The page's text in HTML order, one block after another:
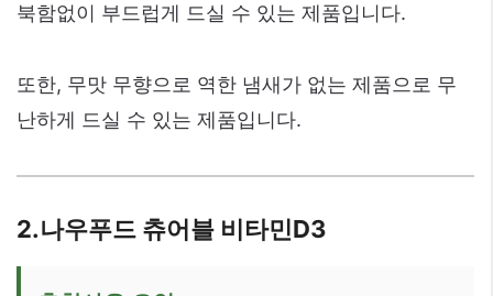
북함없이 부드럽게 드실 수 있는 제품입니다.
또한, 무맛 무향으로 역한 냄새가 없는 제품으로 무
난하게 드실 수 있는 제품입니다.
2.나우푸드 츄어블 비타민D3